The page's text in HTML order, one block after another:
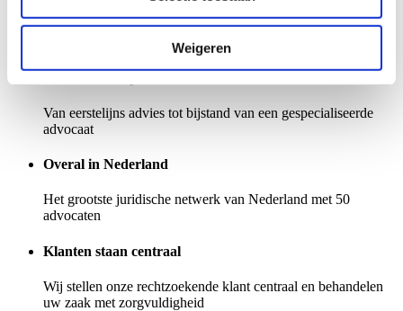
Weigeren
Uw garantie voor service en kwaliteit
Van eerstelijns advies tot bijstand van een gespecialiseerde
advocaat
Overal in Nederland
Het grootste juridische netwerk van Nederland met 50
advocaten
Klanten staan centraal
Wij stellen onze rechtzoekende klant centraal en behandelen
uw zaak met zorgvuldigheid